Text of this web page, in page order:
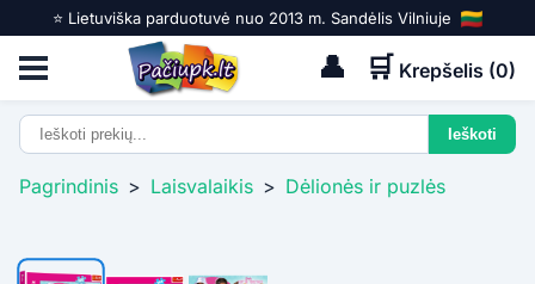
⭐️ Lietuviška parduotuvė nuo 2013 m. Sandėlis Vilniuje
👤 🛒 Krepšelis (0)
Pagrindinis > Laisvalaikis > Dėlionės ir puzlės